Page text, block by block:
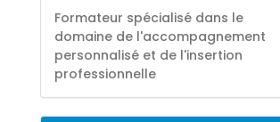
Formateur spécialisé dans le
domaine de l'accompagnement
personnalisé et de l'insertion
professionnelle